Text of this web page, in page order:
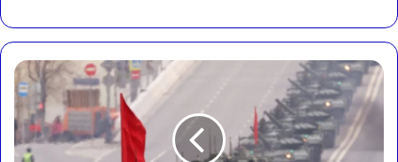
B
o
t
a
p